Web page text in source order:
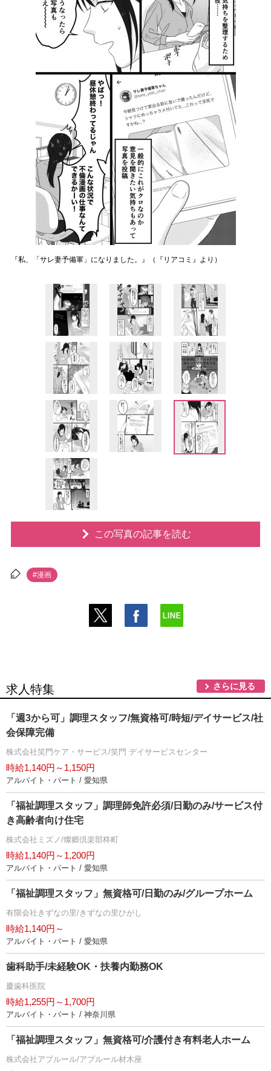
『私、「サレ妻予備軍」になりました。』（『リアコミ』より）
この写真の記事を読む
#漫画
求人特集 さらに見る
「週3から可」調理スタッフ/無資格可/時短/デイサービス/社
会保障完備
株式会社笑門ケア・サービス/笑門 デイサービスセンター
時給1,140円～1,150円
アルバイト・パート / 愛知県
「福祉調理スタッフ」調理師免許必須/日勤のみ/サービス付
き高齢者向け住宅
株式会社ミズノ/燦郷倶楽部柊町
時給1,140円～1,200円
アルバイト・パート / 愛知県
「福祉調理スタッフ」無資格可/日勤のみ/グループホーム
有限会社きずなの里/きずなの里ひがし
時給1,140円～
アルバイト・パート / 愛知県
歯科助手/未経験OK・扶養内勤務OK
慶歯科医院
時給1,255円～1,700円
アルバイト・パート / 神奈川県
「福祉調理スタッフ」無資格可/介護付き有料老人ホーム
株式会社アプルール/アプルール材木座